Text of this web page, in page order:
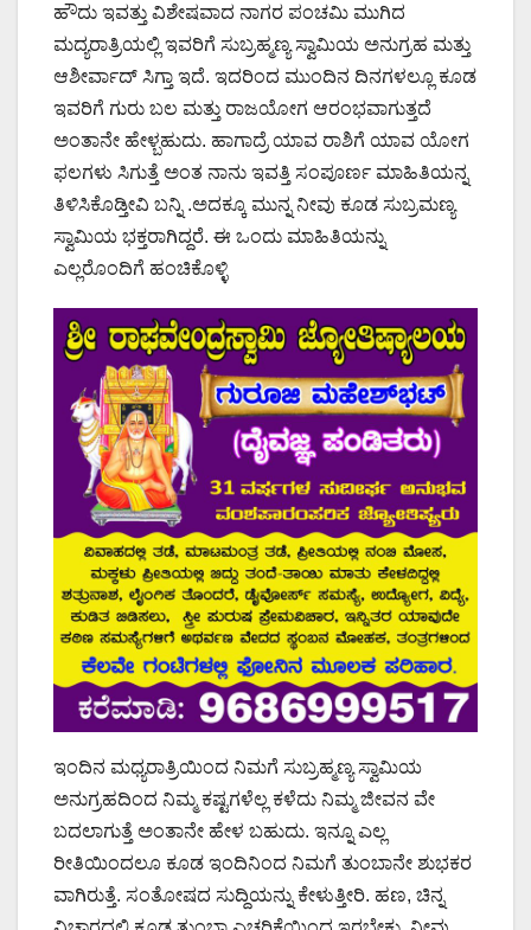
ಹೌದು ಇವತ್ತು ವಿಶೇಷವಾದ ನಾಗರ ಪಂಚಮಿ ಮುಗಿದ
ಮದ್ಯರಾತ್ರಿಯಲ್ಲಿ ಇವರಿಗೆ ಸುಬ್ರಹ್ಮಣ್ಯ ಸ್ವಾಮಿಯ ಅನುಗ್ರಹ ಮತ್ತು
ಆಶೀರ್ವಾದ್ ಸಿಗ್ತಾ ಇದೆ. ಇದರಿಂದ ಮುಂದಿನ ದಿನಗಳಲ್ಲೂ ಕೂಡ
ಇವರಿಗೆ ಗುರು ಬಲ ಮತ್ತು ರಾಜಯೋಗ ಆರಂಭವಾಗುತ್ತದೆ
ಅಂತಾನೇ ಹೇಳ್ಬಹುದು. ಹಾಗಾದ್ರೆ ಯಾವ ರಾಶಿಗೆ ಯಾವ ಯೋಗ
ಫಲಗಳು ಸಿಗುತ್ತೆ ಅಂತ ನಾನು ಇವತ್ತಿ ಸಂಪೂರ್ಣ ಮಾಹಿತಿಯನ್ನ
ತಿಳಿಸಿಕೊಡ್ತೀವಿ ಬನ್ನಿ .ಅದಕ್ಕೂ ಮುನ್ನ ನೀವು ಕೂಡ ಸುಬ್ರಮಣ್ಯ
ಸ್ವಾಮಿಯ ಭಕ್ತರಾಗಿದ್ದರೆ. ಈ ಒಂದು ಮಾಹಿತಿಯನ್ನು
ಎಲ್ಲರೊಂದಿಗೆ ಹಂಚಿಕೊಳ್ಳಿ
ಇಂದಿನ ಮಧ್ಯರಾತ್ರಿಯಿಂದ ನಿಮಗೆ ಸುಬ್ರಹ್ಮಣ್ಯ ಸ್ವಾಮಿಯ
ಅನುಗ್ರಹದಿಂದ ನಿಮ್ಮ ಕಷ್ಟಗಳೆಲ್ಲ ಕಳೆದು ನಿಮ್ಮ ಜೀವನ ವೇ
ಬದಲಾಗುತ್ತೆ ಅಂತಾನೇ ಹೇಳ ಬಹುದು. ಇನ್ನೂ ಎಲ್ಲ
ರೀತಿಯಿಂದಲೂ ಕೂಡ ಇಂದಿನಿಂದ ನಿಮಗೆ ತುಂಬಾನೇ ಶುಭಕರ
ವಾಗಿರುತ್ತೆ. ಸಂತೋಷದ ಸುದ್ದಿಯನ್ನು ಕೇಳುತ್ತೀರಿ. ಹಣ, ಚಿನ್ನ